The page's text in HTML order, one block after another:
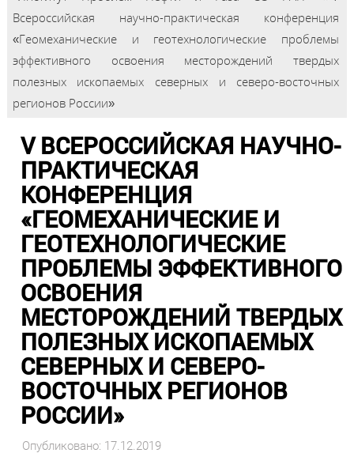
Всероссийская научно-практическая конференция
«Геомеханические и геотехнологические проблемы
эффективного освоения месторождений твердых
полезных ископаемых северных и северо-восточных
регионов России»
V ВСЕРОССИЙСКАЯ НАУЧНО-
ПРАКТИЧЕСКАЯ
КОНФЕРЕНЦИЯ
«ГЕОМЕХАНИЧЕСКИЕ И
ГЕОТЕХНОЛОГИЧЕСКИЕ
ПРОБЛЕМЫ ЭФФЕКТИВНОГО
ОСВОЕНИЯ
МЕСТОРОЖДЕНИЙ ТВЕРДЫХ
ПОЛЕЗНЫХ ИСКОПАЕМЫХ
СЕВЕРНЫХ И СЕВЕРО-
ВОСТОЧНЫХ РЕГИОНОВ
РОССИИ»
Опубликовано: 17.12.2019